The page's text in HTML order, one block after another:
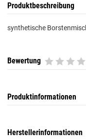
Produktbeschreibung
synthetische
Bewertung
Produktinformationen
Herstellerinformationen